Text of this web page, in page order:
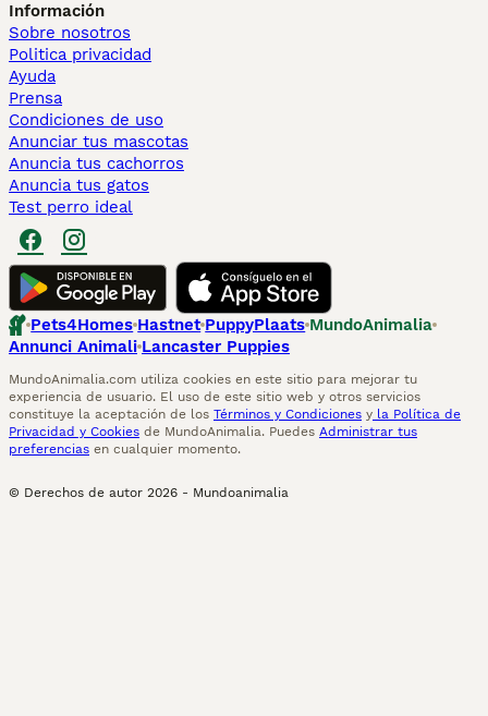
Información
Sobre nosotros
Politica privacidad
Ayuda
Prensa
Condiciones de uso
Anunciar tus mascotas
Anuncia tus cachorros
Anuncia tus gatos
Test perro ideal
Pets4Homes Hastnet PuppyPlaats MundoAnimalia
Annunci Animali Lancaster Puppies
MundoAnimalia.com utiliza cookies en este sitio para mejorar tu
experiencia de usuario. El uso de este sitio web y otros servicios
constituye la aceptación de los Términos y Condiciones y la Política de
Privacidad y Cookies de MundoAnimalia. Puedes Administrar tus
preferencias en cualquier momento.
© Derechos de autor 2026 - Mundoanimalia